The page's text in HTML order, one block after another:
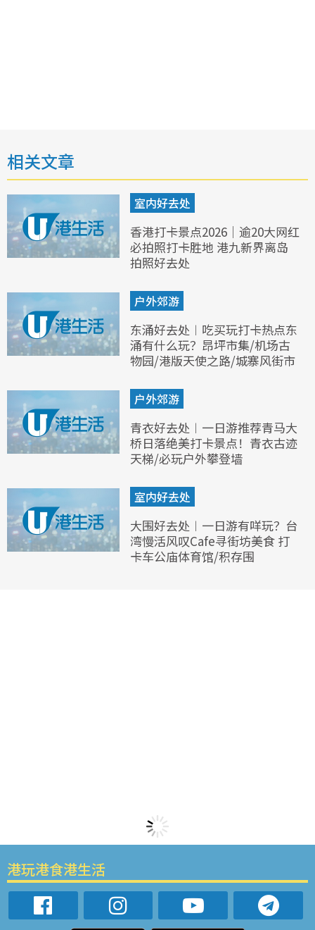
相关文章
室内好去处
香港打卡景点2026｜逾20大网红
必拍照打卡胜地 港九新界离岛
拍照好去处
户外郊游
东涌好去处︱吃买玩打卡热点东
涌有什么玩？昂坪市集/机场古
物园/港版天使之路/城寨风街市
户外郊游
青衣好去处︱一日游推荐青马大
桥日落绝美打卡景点！青衣古迹
天梯/必玩户外攀登墙
室内好去处
大围好去处︱一日游有咩玩？台
湾慢活风叹Cafe寻街坊美食 打
卡车公庙体育馆/积存围
港玩港食港生活